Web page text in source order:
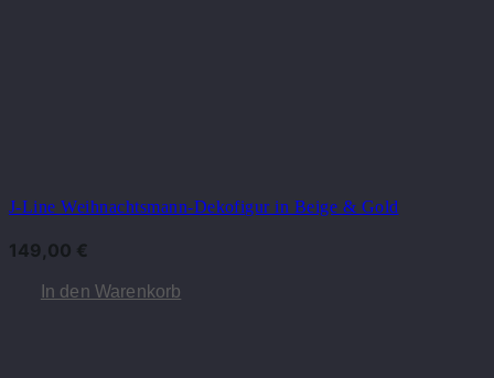
J-Line Weihnachtsmann-Dekofigur in Beige & Gold
149,00 €
In den Warenkorb